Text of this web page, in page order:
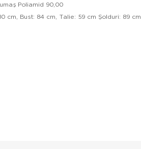
Poliamid 90,00
cm, Bust: 84 cm, Talie: 59 cm Şolduri: 89 cm